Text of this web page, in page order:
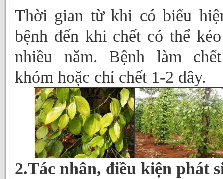
Thời gian từ khi có biểu
bệnh đến khi chết có thể
nhiều năm. Bệnh làm
khóm hoặc chỉ chết 1-2 dây.
2.Tác nhân, điều kiện phát